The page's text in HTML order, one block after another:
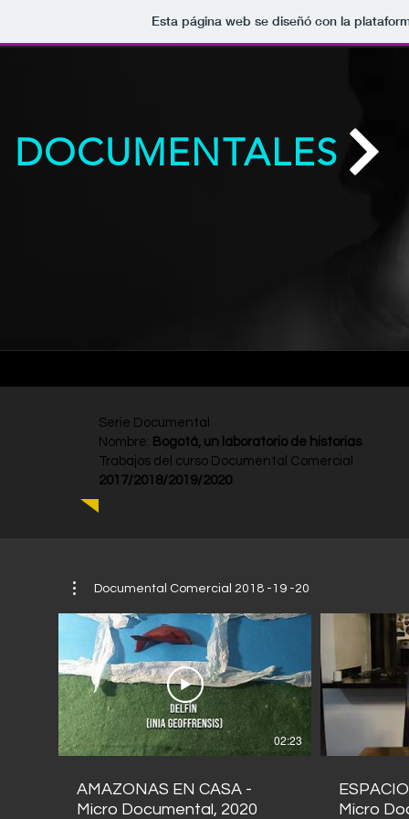
Esta página web se diseñó con la
DOCUMENTALES
Serie Documental
Nombre: Bogotá, un laboratorio de historias
Trabajos del curso Documental Comercial
2017/2018/2019/2020
Documental Comercial 2018 -19 -20
02:23
AMAZONAS EN CASA -
Micro Documental, 2020
Micro